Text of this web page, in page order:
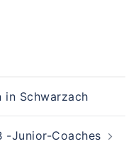
in Schwarzach
-Junior-Coaches